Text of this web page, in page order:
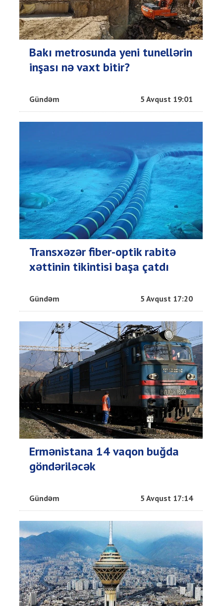
Bakı metrosunda yeni tunellərin
inşası nə vaxt bitir?
Gündəm 5 Avqust 19:01
Transxəzər fiber-optik rabitə
xəttinin tikintisi başa çatdı
Gündəm 5 Avqust 17:20
Ermənistana 14 vaqon buğda
göndəriləcək
Gündəm 5 Avqust 17:14